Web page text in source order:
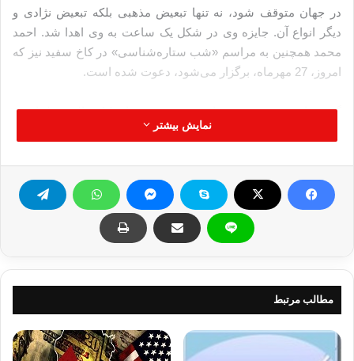
در جهان متوقف شود، نه تنها تبعیض مذهبی بلکه تبعیض نژادی و
دیگر انواع آن. جایزه وی در شکل یک ساعت به وی اهدا شد. احمد
محمد همچنین به مراسم «شب ستاره‌شناسی» در کاخ سفید نیز که
امروز، 27 مهرماه، برگزار می‌شود، دعوت شده است.
گفتنی است، چندی پیش احمد محمد، نوجوان 14 ساله‌ مسلمان به
خاطر ساخت و بردن ساعت دست‌ساز خود به مدرسه بازداشت
ایالت تگزاس است، 23 شهریور (14 سپتامبر) ساعت دیجیتالی‌اش را
برای نشان دادن به معلم فنی خود به مدرسه برده بود. اما یکی از
معلمان مدرسه ساعت او را با بمب اشتباه گرفت و به مسئولان
مدرسه گزارش داد. پلیس هم به احمد دست‌بند زد و او را بازداشت
بازداشت احمد واکنش‌های گسترده‌ای در شبکه‌های اجتماعی داشت
و حتی باراک اوباما، رئیس جمهور امریکا او را به کاخ سفید دعوت و
از وی دلجویی کرد.
نمایش بیشتر
مطالب مرتبط